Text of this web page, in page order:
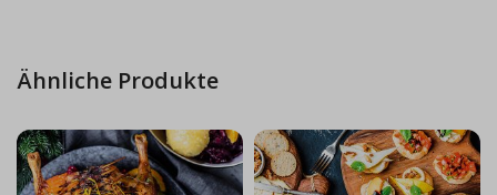
Ähnliche Produkte